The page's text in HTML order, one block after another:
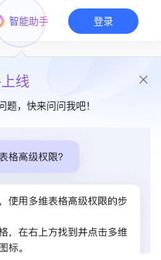
智能助手
线
，快来问问我吧！
登录
值​